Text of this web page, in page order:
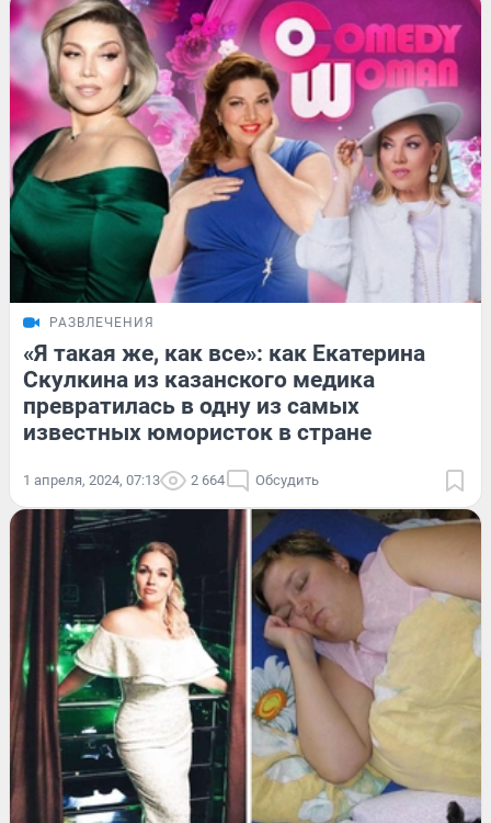
РАЗВЛЕЧЕНИЯ
«Я такая же, как все»: как Екатерина
Скулкина из казанского медика
превратилась в одну из самых
известных юмористок в стране
1 апреля, 2024, 07:13 2 664 Обсудить